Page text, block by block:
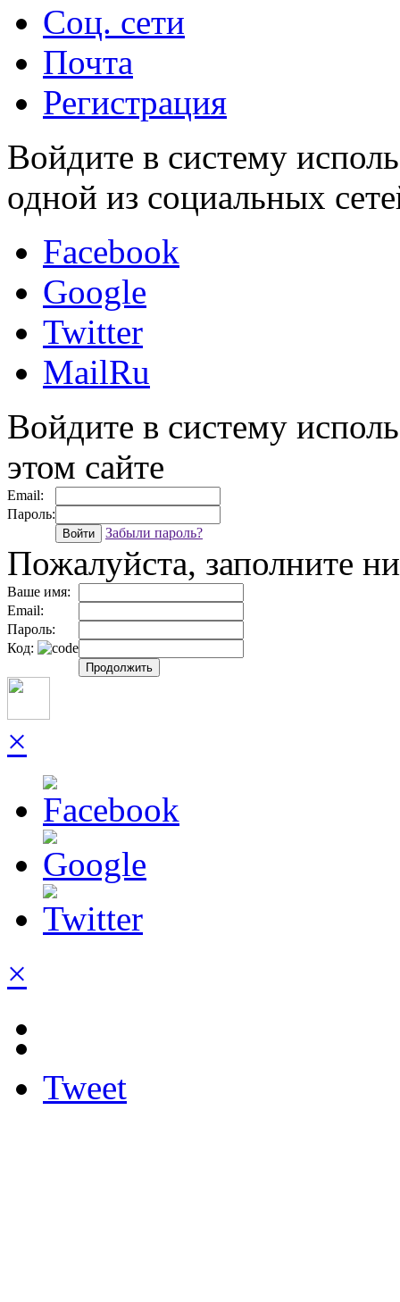
Соц. сети
Почта
Регистрация
Войдите в систему
одной из социальных
Facebook
Google
Twitter
MailRu
Войдите в систему
этом сайте
Email:
Пароль:
Войти Забыли пароль?
Пожалуйста, заполните
Ваше имя:
Email:
Пароль:
Код:
Продолжить
×
×
Tweet